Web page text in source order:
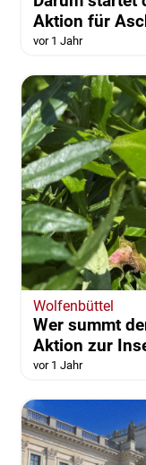
Aktion für
vor 1 Jahr
Wolfenbüttel
Wer summt
Aktion zur
vor 1 Jahr